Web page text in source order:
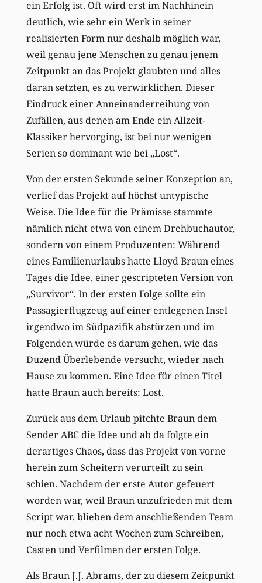
ein Erfolg ist. Oft wird erst im Nachhinein
deutlich, wie sehr ein Werk in seiner
realisierten Form nur deshalb möglich war,
weil genau jene Menschen zu genau jenem
Zeitpunkt an das Projekt glaubten und alles
daran setzten, es zu verwirklichen. Dieser
Eindruck einer Anneinanderreihung von
Zufällen, aus denen am Ende ein Allzeit-
Klassiker hervorging, ist bei nur wenigen
Serien so dominant wie bei „Lost“.
Von der ersten Sekunde seiner Konzeption an,
verlief das Projekt auf höchst untypische
Weise. Die Idee für die Prämisse stammte
nämlich nicht etwa von einem Drehbuchautor,
sondern von einem Produzenten: Während
eines Familienurlaubs hatte Lloyd Braun eines
Tages die Idee, einer gescripteten Version von
„Survivor“. In der ersten Folge sollte ein
Passagierflugzeug auf einer entlegenen Insel
irgendwo im Südpazifik abstürzen und im
Folgenden würde es darum gehen, wie das
Duzend Überlebende versucht, wieder nach
Hause zu kommen. Eine Idee für einen Titel
hatte Braun auch bereits: Lost.
Zurück aus dem Urlaub pitchte Braun dem
Sender ABC die Idee und ab da folgte ein
derartiges Chaos, dass das Projekt von vorne
herein zum Scheitern verurteilt zu sein
schien. Nachdem der erste Autor gefeuert
worden war, weil Braun unzufrieden mit dem
Script war, blieben dem anschließenden Team
nur noch etwa acht Wochen zum Schreiben,
Casten und Verfilmen der ersten Folge.
Als Braun J.J. Abrams, der zu diesem Zeitpunkt